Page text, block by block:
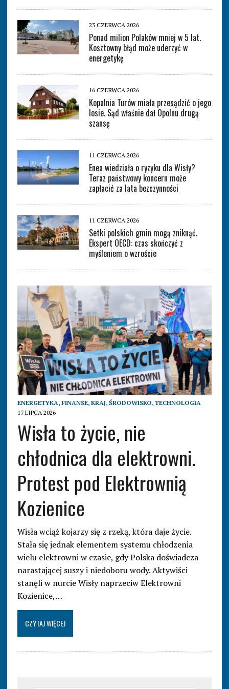
23 CZERWCA 2026
Ponad milion Polaków mniej w 5 lat.
Kosztowny błąd może uderzyć w
energetykę
16 CZERWCA 2026
Kopalnia Turów miała przesądzić o jego
losie. Sąd właśnie dał Opolnu drugą
szansę
11 CZERWCA 2026
Enea wiedziała o ryzyku dla Wisły?
Teraz państwowy koncern może
zapłacić za lata bezczynności
11 CZERWCA 2026
Setki polskich gmin mogą zniknąć.
Ekspert OECD: czas skończyć z
myśleniem o wzroście
ENERGETYKA, FINANSE, KRAJ, ŚRODOWISKO, TECHNOLOGIA
17 LIPCA 2026
Wisła to życie, nie
chłodnica dla elektrowni.
Protest pod Elektrownią
Kozienice
Wisła wciąż kojarzy się z rzeką, która daje życie.
Stała się jednak elementem systemu chłodzenia
wielu elektrowni w czasie, gdy Polska doświadcza
narastającej suszy i niedoboru wody. Aktywiści
stanęli w nurcie Wisły naprzeciw Elektrowni
Kozienice,…
CZYTAJ WIĘCEJ